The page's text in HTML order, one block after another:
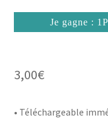
Je gagne :
3,00€
• Téléchargeable